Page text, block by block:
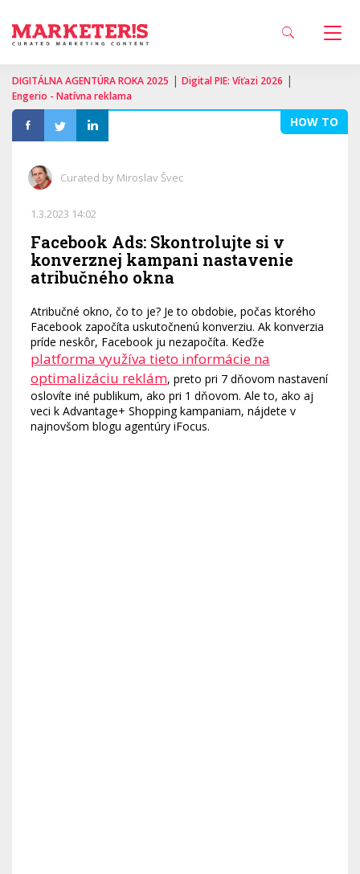
DIGITÁLNA AGENTÚRA ROKA 2025 | Digital PIE: Víťazi 2026 |
Engerio - Natívna reklama
HOW TO
Curated by Miroslav Švec
1.3.2023 14:02
Facebook Ads: Skontrolujte si v
konverznej kampani nastavenie
atribučného okna
Atribučné okno, čo to je? Je to obdobie, počas ktorého
Facebook započíta uskutočnenú konverziu. Ak konverzia
príde neskôr, Facebook ju nezapočíta. Keďže
platforma využíva tieto informácie na
optimalizáciu reklám, preto pri 7 dňovom nastavení
oslovíte iné publikum, ako pri 1 dňovom. Ale to, ako aj
veci k Advantage+ Shopping kampaniam, nájdete v
najnovšom blogu agentúry iFocus.